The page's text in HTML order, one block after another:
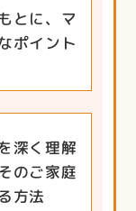
とに、マ
ポイント
深く理解
のご家庭
方法